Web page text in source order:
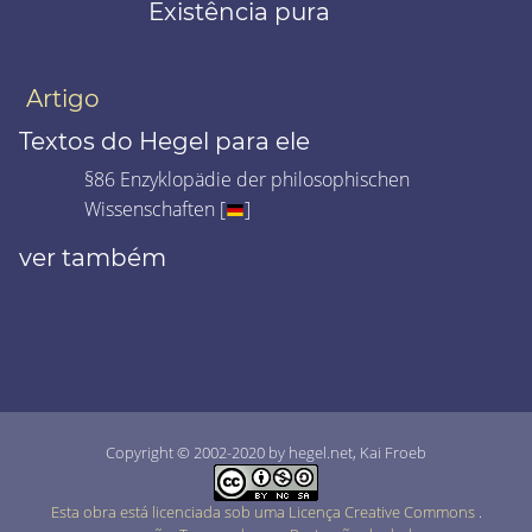
Existência pura
Artigo
Textos do Hegel para ele
§86 Enzyklopädie der philosophischen
Wissenschaften [
]
ver também
Copyright © 2002-2020 by hegel.net, Kai Froeb
Esta obra está licenciada sob uma Licença Creative Commons .